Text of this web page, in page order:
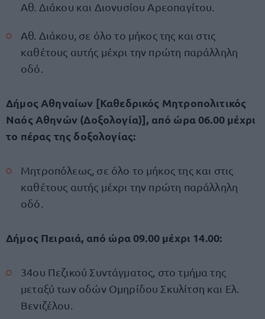
Αθ. Διάκου και Διονυσίου Αρεοπαγίτου.
Αθ. Διάκου, σε όλο το μήκος της και στις
καθέτους αυτής μέχρι την πρώτη παράλληλη
οδό.
Δήμος Αθηναίων [Καθεδρικός Μητροπολιτικός
Ναός Αθηνών (Δοξολογία)], από ώρα 06.00 μέχρι
το πέρας της δοξολογίας:
Μητροπόλεως, σε όλο το μήκος της και στις
καθέτους αυτής μέχρι την πρώτη παράλληλη
οδό.
Δήμος Πειραιά, από ώρα 09.00 μέχρι 14.00:
34ου Πεζικού Συντάγματος, στο τμήμα της
μεταξύ των οδών Ομηρίδου Σκυλίτση και Ελ.
Βενιζέλου.